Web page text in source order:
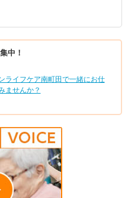
中！
ライフケア南町田で一緒にお仕
ませんか？